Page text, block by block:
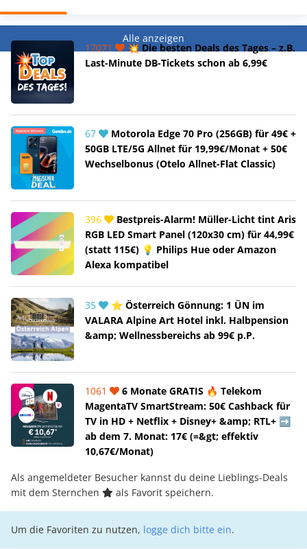
Alle anzeigen
17071
💥 Die besten Deals des Tages – z.B.
Last-Minute DB-Tickets schon ab 6,99€
67
Motorola Edge 70 Pro (256GB) für 49€ +
50GB LTE/5G Allnet für 19,99€/Monat + 50€
Wechselbonus (Otelo Allnet-Flat Classic)
396
Bestpreis-Alarm! Müller-Licht tint Aris
RGB LED Smart Panel (120x30 cm) für 44,99€
(statt 115€) 💡 Philips Hue oder Amazon
Alexa kompatibel
35
⭐ Österreich Gönnung: 1 ÜN im
VALARA Alpine Art Hotel inkl. Halbpension
&amp; Wellnessbereichs ab 99€ p.P.
1061
6 Monate GRATIS 🔥 Telekom
MagentaTV SmartStream: 50€ Cashback für
TV in HD + Netflix + Disney+ &amp; RTL+ ➡️
ab dem 7. Monat: 17€ (=&gt; effektiv
10,67€/Monat)
Als angemeldeter Besucher kannst du deine Lieblings-Deals
mit dem Sternchen
als Favorit speichern.
Um die Favoriten zu nutzen, logge dich bitte ein.